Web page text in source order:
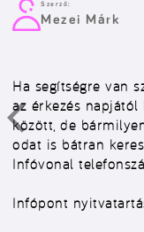
Szerző:
Mezei Márk
Ha segítségre van
az érkezés
között, de
odat is bátran
Infóvonal
Infópont